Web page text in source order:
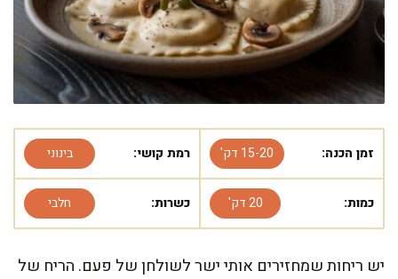
זמן הכנה: 15-20 דק' רמת קושי: בינוני
כמות: 20 דק' כשרות: חלבי
יש ריחות שמחזירים אותי ישר לשולחן של פעם. הריח של